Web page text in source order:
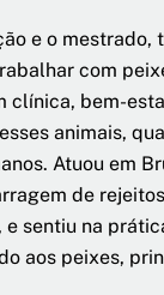
e o mestrado,
com
clínica, bem-
animais,
Atuou em
de
e sentiu na
aos peixes,